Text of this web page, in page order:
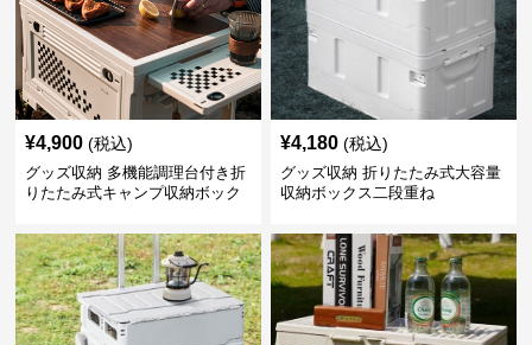
¥4,900 (税込)
グッズ収納 多機能調理台付き折
りたたみ式キャンプ収納ボック
¥4,180 (税込)
グッズ収納 折りたたみ式大容量
収納ボックス二段重ね